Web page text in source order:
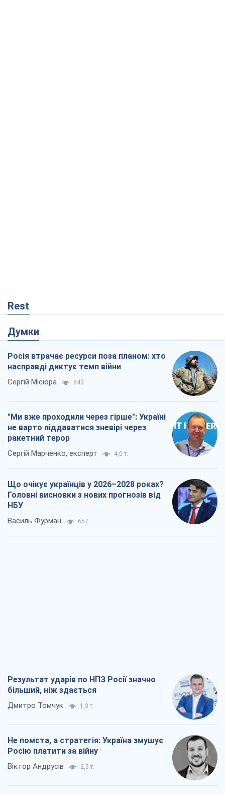
Rest
Думки
Росія втрачає ресурси поза планом: хто
насправді диктує темп війни
Сергій Місюра 843
"Ми вже проходили через гірше": Україні
не варто піддаватися зневірі через
ракетний терор
Сергій Марченко, експерт 4,0 т.
Що очікує українців у 2026–2028 роках?
Головні висновки з нових прогнозів від
НБУ
Василь Фурман 657
Результат ударів по НПЗ Росії значно
більший, ніж здається
Дмитро Томчук 1,3 т.
Не помста, а стратегія: Україна змушує
Росію платити за війну
Віктор Андрусів 2,5 т.